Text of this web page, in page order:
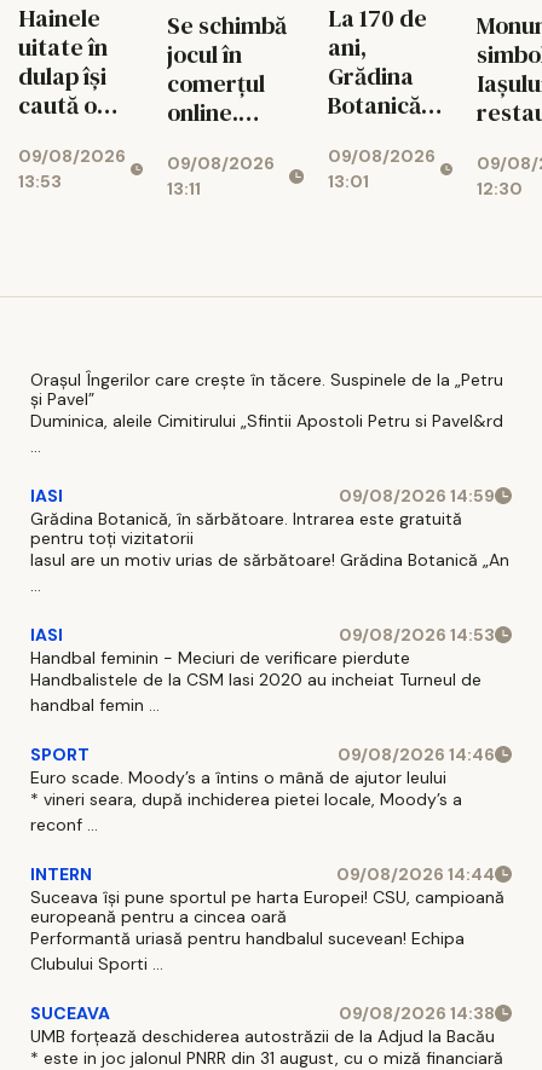
Hainele
uitate în
dulap îşi
caută o
poveste
09/08/2026
13:53
Se schimbă
jocul în
comerțul
online.
magazinelor
românești
09/08/2026
13:11
La 170 de
ani,
Grădina
Botanică
propriul
timbru
09/08/2026
13:01
mai
09/08/
12:30
Orașul Îngerilor care crește în tăcere. Suspinele de la „Petru
și Pavel”
Duminica, aleile Cimitirului „Sfintii Apostoli Petru si Pavel&rd
...
IASI
09/08/2026 14:59
Grădina Botanică, în sărbătoare. Intrarea este gratuită
pentru toți vizitatorii
Iasul are un motiv urias de sărbătoare! Grădina Botanică „An
...
IASI
09/08/2026 14:53
Handbal feminin - Meciuri de verificare pierdute
Handbalistele de la CSM Iasi 2020 au incheiat Turneul de
handbal femin ...
SPORT
09/08/2026 14:46
Euro scade. Moody’s a întins o mână de ajutor leului
* vineri seara, după inchiderea pietei locale, Moody’s a
reconf ...
INTERN
09/08/2026 14:44
Suceava își pune sportul pe harta Europei! CSU, campioană
europeană pentru a cincea oară
Performantă uriasă pentru handbalul sucevean! Echipa
Clubului Sporti ...
SUCEAVA
09/08/2026 14:38
UMB forțează deschiderea autostrăzii de la Adjud la Bacău
* este in joc jalonul PNRR din 31 august, cu o miză financiară